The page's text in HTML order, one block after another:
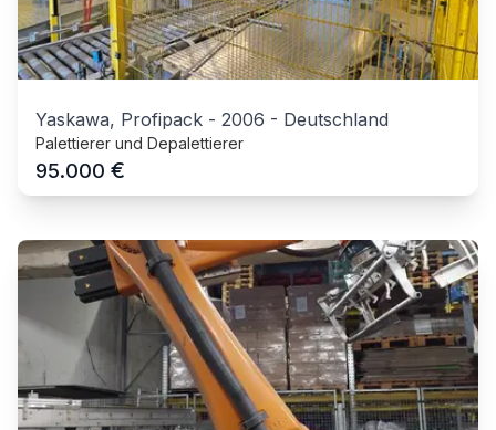
Yaskawa, Profipack - 2006 - Deutschland
Palettierer und Depalettierer
95.000 €